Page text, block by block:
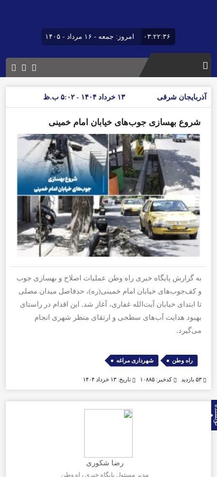
۰۳:۲۲:۳۶ امروز: جمعه - ۱۶ مرداد - ۱۴۰۵
آذربایجان شرقی ۱۳ خرداد ۱۴۰۴ - ۵:۰۲ ب.ظ
شروع بهسازی جوب‌های خیابان امام خمینی
به گزارش پایگاه خبری راه وطن عملیات اصلاح و بهسازی جوب
و کف‌جوب‌های خیابان امام خمینی(ره)، حدفاصل میدان مصلی
تا ابتدای خیابان آیت‌الله غفاری، آغاز شد. این اقدام در راستای
بهبود هدایت آب‌های سطحی و ارتقای منظر شهری انجام
می‌گیرد.
راه وطن , شهرداری مراغه
کدخبر: ۱۰۸۸۵ تاریخ: ۱۳ خرداد ۱۴۰۴
رضا شکوری
مدیر مسئول پایگاه خبری راه وطن